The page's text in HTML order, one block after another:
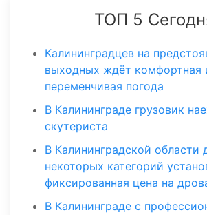
ТОП 5
Калининградцев на
выходных ждёт комфортная
переменчивая погода
В Калининграде грузовик
скутериста
В Калининградской области
некоторых категорий
фиксированная цена на
В Калининграде с